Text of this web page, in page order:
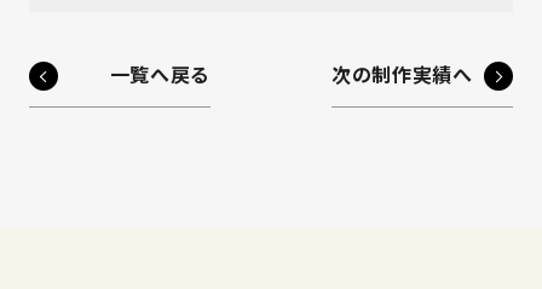
一覧へ戻る 次の制作実績へ